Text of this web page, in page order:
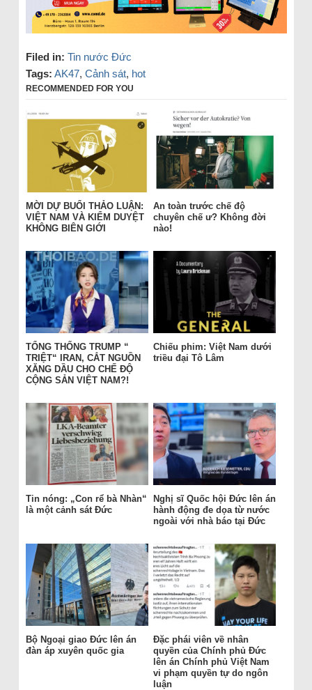
Filed in: Tin nước Đức
Tags: AK47, Cảnh sát, hot
RECOMMENDED FOR YOU
MỜI DỰ BUỔI THẢO LUẬN:
VIỆT NAM VÀ KIỂM DUYỆT
KHÔNG BIÊN GIỚI
An toàn trước chế độ
chuyên chế ư? Không đời
nào!
TỔNG THỐNG TRUMP “
TRIỆT“ IRAN, CẮT NGUỒN
XĂNG DẦU CHO CHẾ ĐỘ
CỘNG SẢN VIỆT NAM?!
Chiếu phim: Việt Nam dưới
triều đại Tô Lâm
Tin nóng: „Con rể bà Nhàn“
là một cảnh sát Đức
Nghị sĩ Quốc hội Đức lên án
hành động đe dọa từ nước
ngoài với nhà báo tại Đức
Bộ Ngoại giao Đức lên án
đàn áp xuyên quốc gia
Đặc phái viên về nhân
quyền của Chính phủ Đức
lên án Chính phủ Việt Nam
vi phạm quyền tự do ngôn
luận